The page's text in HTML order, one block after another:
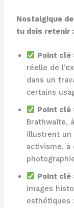
Nostalgique
tu dois retenir :
Point clé
réelle de
dans un
certains
Point clé
Brathwaite,
illustrent un
activisme, à
Point clé
images
esthétiques